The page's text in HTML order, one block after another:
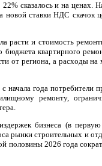
сказалось и на ценах.
новой ставки НДС скачок
расти и стоимость
квартирного
от региона, а расходы
с начала года потребители
ремонту,
бизнеса (в
рынки строительных и
половины 2026 года